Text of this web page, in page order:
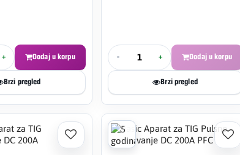
+ Dodaj u korpu
Brzi pregled
- + Dodaj u korpu
Brzi pregled